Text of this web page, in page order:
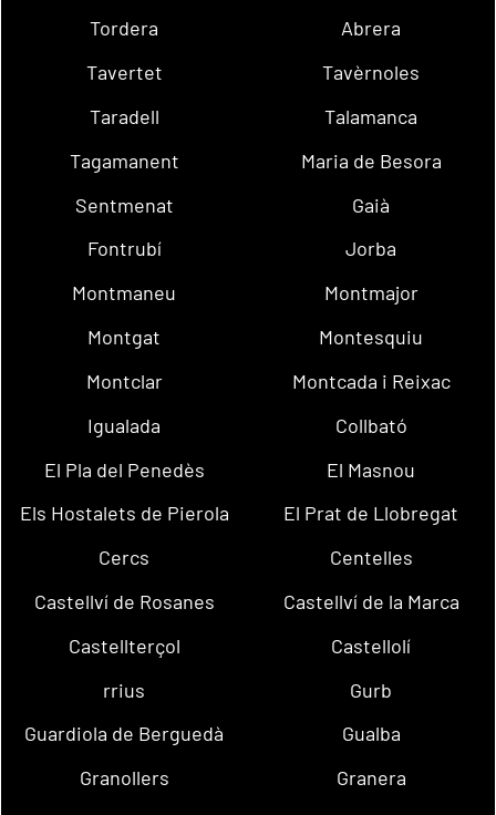
Tordera
Abrera
Tavertet
Tavèrnoles
Taradell
Talamanca
Tagamanent
Maria de Besora
Sentmenat
Gaià
Fontrubí
Jorba
Montmaneu
Montmajor
Montgat
Montesquiu
Montclar
Montcada i Reixac
Igualada
Collbató
El Pla del Penedès
El Masnou
Els Hostalets de Pierola
El Prat de Llobregat
Cercs
Centelles
Castellví de Rosanes
Castellví de la Marca
Castellterçol
Castellolí
rrius
Gurb
Guardiola de Berguedà
Gualba
Granollers
Granera